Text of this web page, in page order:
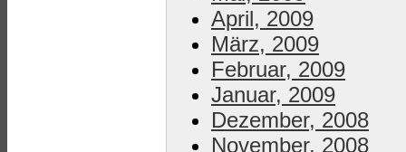
April, 2009
März, 2009
Februar, 2009
Januar, 2009
Dezember, 2008
November, 2008